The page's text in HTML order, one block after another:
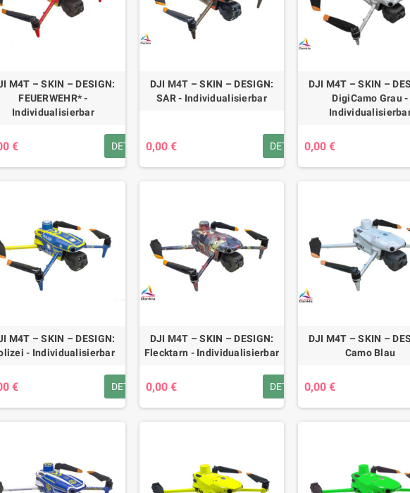
M4T – SKIN – DESIGN:
FEUERWEHR* -
Individualisierbar
€ DETAILS
DJI M4T – SKIN – DESIGN:
SAR - Individualisierbar
0,00 € DETAILS
DJI M4T – SKIN –
DigiCamo Grau -
0,00 €
M4T – SKIN – DESIGN:
- Individualisierbar
€ DETAILS
DJI M4T – SKIN – DESIGN:
Flecktarn - Individualisierbar
0,00 € DETAILS
DJI M4T – SKIN –
Camo Blau
0,00 €